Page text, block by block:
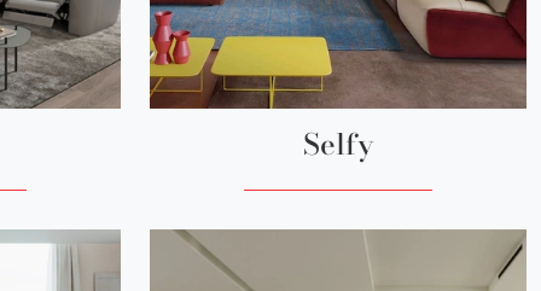
Selfy